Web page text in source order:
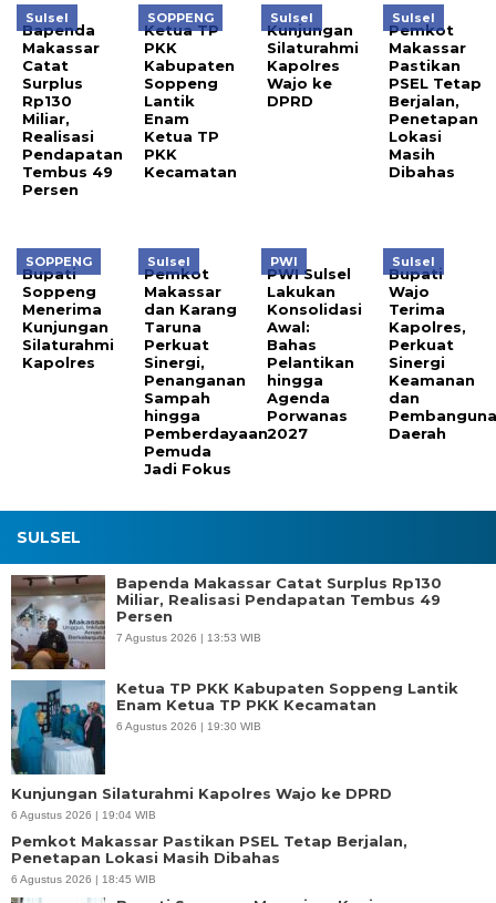
Sulsel
Bapenda
Makassar
Catat
Surplus
Rp130
Miliar,
Realisasi
Pendapatan
Tembus 49
Persen
SOPPENG
Ketua TP
PKK
Kabupaten
Soppeng
Lantik
Enam
Ketua TP
PKK
Kecamatan
Sulsel
Kunjungan
Silaturahmi
Kapolres
Wajo ke
DPRD
Sulsel
Pemkot
Makassar
Pastikan
PSEL Tetap
Berjalan,
Penetapan
Lokasi
Masih
Dibahas
SOPPENG
Bupati
Soppeng
Menerima
Kunjungan
Silaturahmi
Kapolres
Sulsel
Pemkot
Makassar
dan Karang
Taruna
Perkuat
Sinergi,
Penanganan
Sampah
hingga
Pemberdayaan
Pemuda
Jadi Fokus
PWI
PWI Sulsel
Lakukan
Konsolidasi
Awal:
Bahas
Pelantikan
hingga
Agenda
Porwanas
2027
Sulsel
Bupati
Wajo
Terima
Kapolres,
Perkuat
Sinergi
Keamanan
dan
Daerah
SULSEL
Bapenda Makassar Catat Surplus Rp130
Miliar, Realisasi Pendapatan Tembus 49
Persen
7 Agustus 2026 | 13:53 WIB
Ketua TP PKK Kabupaten Soppeng Lantik
Enam Ketua TP PKK Kecamatan
6 Agustus 2026 | 19:30 WIB
Kunjungan Silaturahmi Kapolres Wajo ke DPRD
6 Agustus 2026 | 19:04 WIB
Pemkot Makassar Pastikan PSEL Tetap Berjalan,
Penetapan Lokasi Masih Dibahas
6 Agustus 2026 | 18:45 WIB